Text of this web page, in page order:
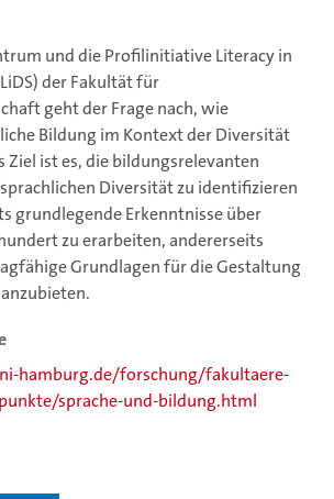
und die Profilinitiative Literacy in
der Fakultät für
geht der Frage nach, wie
Bildung im Kontext der Diversität
Ziel ist es, die bildungsrelevanten
Diversität zu identifizieren
grundlegende Erkenntnisse über
zu erarbeiten, andererseits
Grundlagen für die Gestaltung
hamburg.de/forschung/fakultaere-
sprache-und-bildung.html